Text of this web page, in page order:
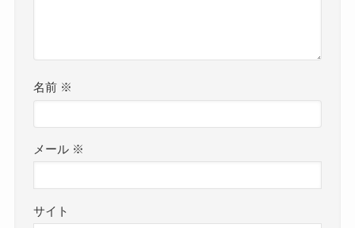
名前 ※
メール ※
サイト